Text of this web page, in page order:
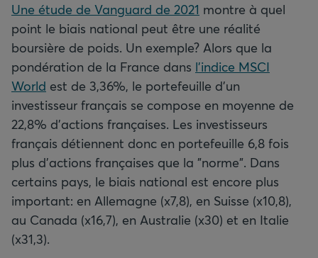
Une étude de Vanguard de 2021 montre à quel
point le biais national peut être une réalité
boursière de poids. Un exemple? Alors que la
pondération de la France dans l’indice MSCI
World est de 3,36%, le portefeuille d’un
investisseur français se compose en moyenne de
22,8% d’actions françaises. Les investisseurs
français détiennent donc en portefeuille 6,8 fois
plus d’actions françaises que la "norme". Dans
certains pays, le biais national est encore plus
important: en Allemagne (x7,8), en Suisse (x10,8),
au Canada (x16,7), en Australie (x30) et en Italie
(x31,3).